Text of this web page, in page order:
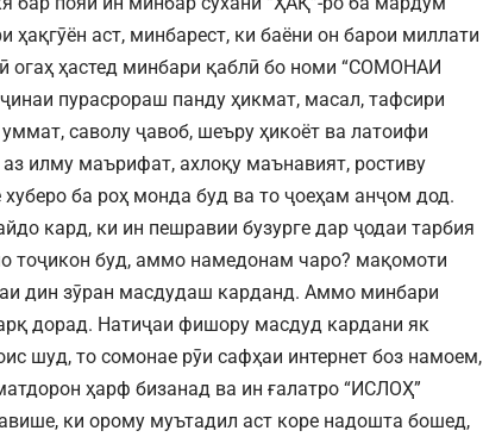
аст, минбарест, ки баёни он барои миллати
огаҳ ҳастед минбари қаблӣ бо номи “СОМОНАИ
пурасрораш панду ҳикмат, масал, тафсири
саволу ҷавоб, шеъру ҳикоёт ва латоифи
илму маърифат, ахлоқу маънавият, ростиву
ба роҳ монда буд ва то ҷоеҳам анҷом дод.
кард, ки ин пешравии бузурге дар ҷодаи тарбия
тоҷикон буд, аммо намедонам чаро? мақомоти
дин зӯран масдудаш карданд. Аммо минбари
дорад. Натиҷаи фишору масдуд кардани як
шуд, то сомонае рӯи сафҳаи интернет боз намоем,
ҳарф бизанад ва ин ғалатро “ИСЛОҲ”
ки орому муътадил аст коре надошта бошед,